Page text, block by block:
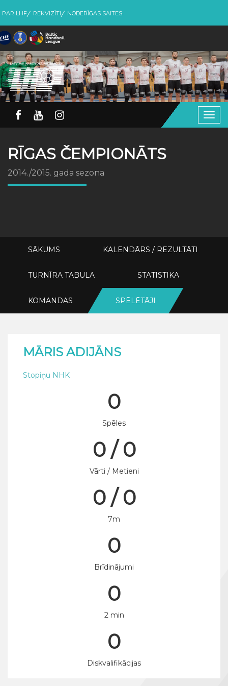
PAR LHF REKVIZĪTI NODERĪGAS SAITES
RĪGAS ČEMPIONĀTS
2014./2015. gada sezona
SĀKUMS KALENDĀRS / REZULTĀTI
TURNĪRA TABULA STATISTIKA
KOMANDAS SPĒLĒTĀJI
MĀRIS ADIJĀNS
Stopiņu NHK
0
Spēles
0 / 0
Vārti / Metieni
0 / 0
7m
0
Brīdinājumi
0
2 min
0
Diskvalifikācijas